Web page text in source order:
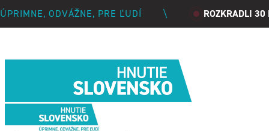
ÚPRIMNE, ODVÁŽNE, PRE ĽUDÍ \ ROZKRADLI
SYMPATIZANTOM REGIÓNY ĽUDIA V HNUTÍ